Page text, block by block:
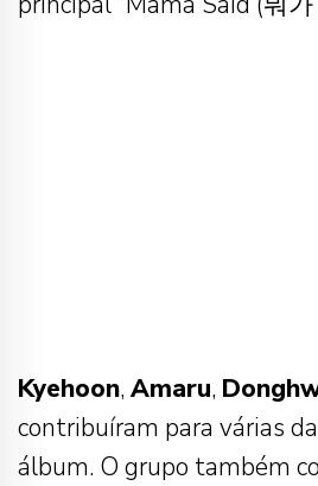
Kyehoon, Amaru,
contribuíram para várias
álbum. O grupo também